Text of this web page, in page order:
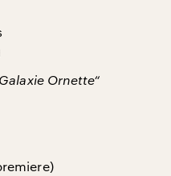
Ornette“